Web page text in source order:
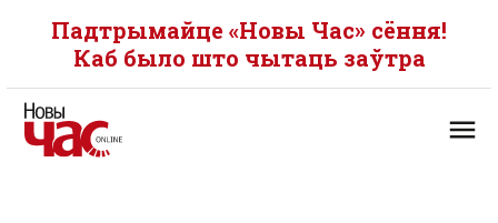
Падтрымайце «Новы Час» сёння!
Каб было што чытаць заўтра